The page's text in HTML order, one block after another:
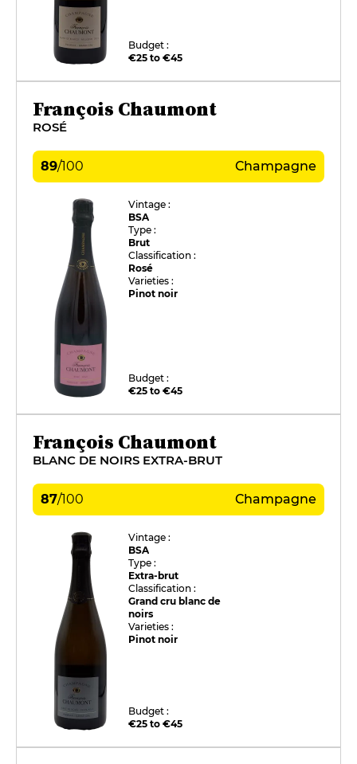
Budget :
€25 to €45
François Chaumont
ROSÉ
89/100 Champagne
Vintage :
BSA
Type :
Brut
Classification :
Rosé
Varieties :
Pinot noir
Budget :
€25 to €45
François Chaumont
BLANC DE NOIRS EXTRA-BRUT
87/100 Champagne
Vintage :
BSA
Type :
Extra-brut
Classification :
Grand cru blanc de
noirs
Varieties :
Pinot noir
Budget :
€25 to €45